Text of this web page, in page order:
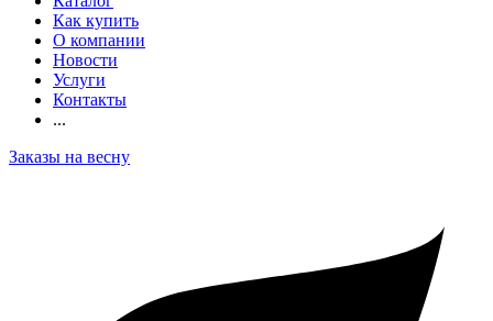
Как купить
О компании
Новости
Услуги
Контакты
...
Заказы на весну